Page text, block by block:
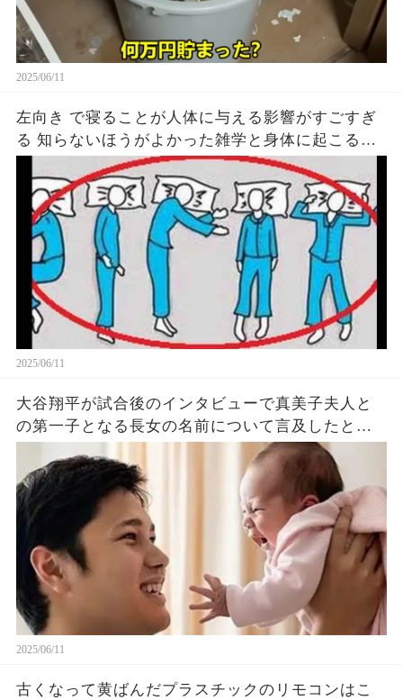
2025/06/11
左向き で寝ることが人体に与える影響がすごすぎ
る 知らないほうがよかった雑学と身体に起こる現
象がヤバい… 驚くべき 大人の 面白いけど知ると後
悔
2025/06/11
大谷翔平が試合後のインタビューで真美子夫人と
の第一子となる長女の名前について言及したと話
題に！山本由伸や佐々木朗希は知ってそう！
2025/06/11
古くなって黄ばんだプラスチックのリモコンはこ